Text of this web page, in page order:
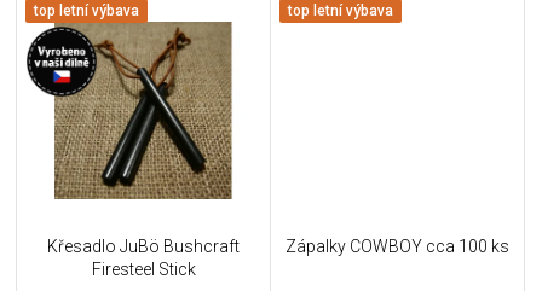
top letní výbava
Křesadlo JuBö Bushcraft
Firesteel Stick
top letní výbava
Zápalky COWBOY cca 100 ks